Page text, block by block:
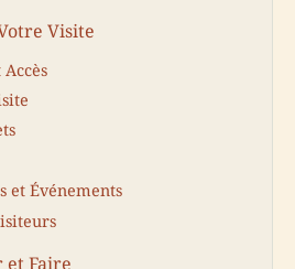
Visite
et Événements
et Faire